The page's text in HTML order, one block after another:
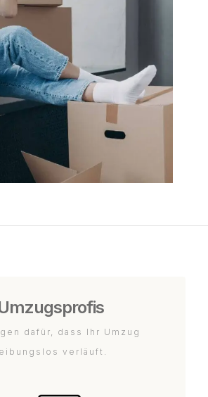
dafür, dass Ihr Umzug
verläuft.